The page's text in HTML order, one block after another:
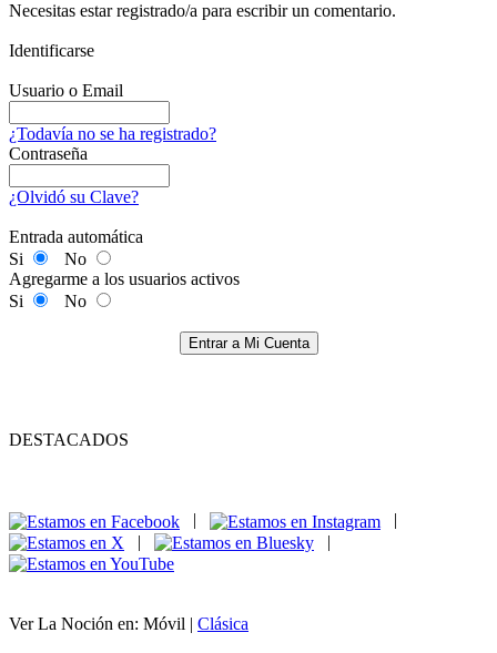
Necesitas estar registrado/a para escribir un comentario.
Identificarse
Usuario o Email
¿Todavía no se ha registrado?
Contraseña
¿Olvidó su Clave?
Entrada automática
Si
No
Agregarme a los usuarios activos
Si
No
Entrar a Mi Cuenta
DESTACADOS
|
|
Ver La Noción en: Móvil | Clásica